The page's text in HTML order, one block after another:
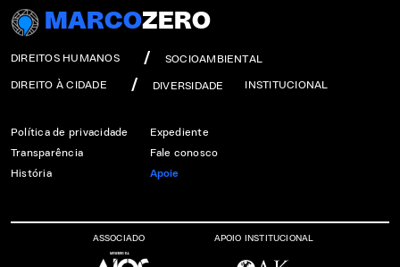
MARCOZERO
DIREITOS HUMANOS SOCIOAMBIENTAL
DIREITO À CIDADE DIVERSIDADE INSTITUCIONAL
Política de privacidade
Transparência
História
Expediente
Fale conosco
Apoie
ASSOCIADO APOIO INSTITUCIONAL